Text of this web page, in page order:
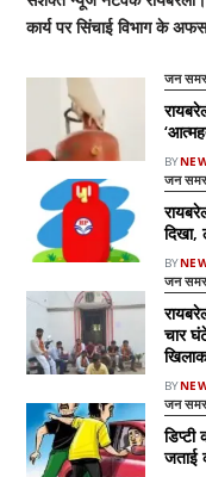
कार्य पर सिंचाई विभाग के
जन
BY
जन
दिखा,
BY
जन
चार
BY
जन
जताई